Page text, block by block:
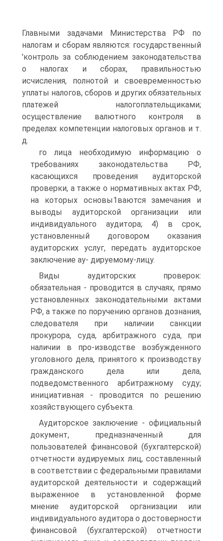
Главными задачами Министерства РФ по
налогам и сборам являются: государственный
'контроль за соблюдением законодательства
о налогах и сборах, правильностью
исчисления, полнотой и своевременностью
уплаты налогов, сборов и других обязательных
платежей налогоплательщиками;
осуществление валютного контроля в
пределах компетенции налоговых органов и т.
д.
го лица необходимую информацию о
требованиях законодательства РФ,
касающихся проведения аудиторской
проверки, а также о нормативных актах РФ,
на которых основы1ваются замечания и
выводы аудиторской организации или
индивидуального аудитора; 4) в срок,
установленный договором оказания
аудиторских услуг, передать аудиторское
заключение ау- дируемому-лицу.
Виды аудиторских проверок:
обязательная - проводится в случаях, прямо
установленных законодательными актами
РФ, а также по поручению органов дознания,
следователя при наличии санкции
прокурора, суда, арбитражного суда, при
наличии в про-изводстве возбужденного
уголовного дела, принятого к производству
гражданского дела или дела,
подведомственного арбитражному суду;
инициативная - проводится по решению
хозяйствующего субъекта.
Аудиторское заключение - официальный
документ, предназначенный для
пользователей финансовой (бухгалтерской)
отчетности аудируемых лиц, составленный
в соответствии с федеральными правилами
аудиторской деятельности и содержащий
выраженное в установленной форме
мнение аудиторской организации или
индивидуального аудитора о достоверности
финансовой (бухгалтерской) отчетности